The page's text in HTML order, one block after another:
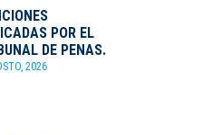
POR EL
DE PENAS.
2026